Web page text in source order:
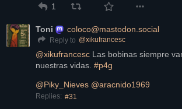
1
Toni coloco@mastodon.social
Reply to @xikufrancesc
@xikufrancesc Las bobinas siempre
nuestras vidas. #p4g
@Piky_Nieves @aracnido1969
Replies: #31